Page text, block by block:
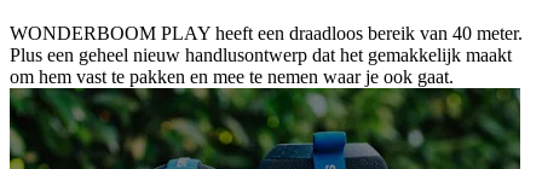
WONDERBOOM PLAY heeft een draadloos bereik van 40 meter.
Plus een geheel nieuw handlusontwerp dat het gemakkelijk maakt
om hem vast te pakken en mee te nemen waar je ook gaat.